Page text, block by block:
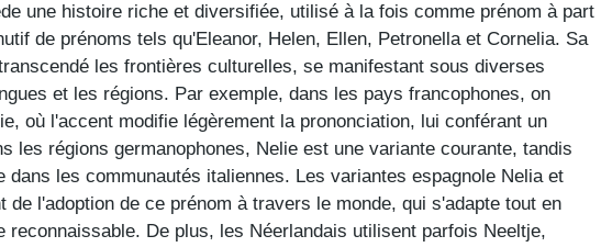
une histoire riche et diversifiée, utilisé à la fois comme prénom à part
de prénoms tels qu'Eleanor, Helen, Ellen, Petronella et Cornelia. Sa
les frontières culturelles, se manifestant sous diverses
et les régions. Par exemple, dans les pays francophones, on
où l'accent modifie légèrement la prononciation, lui conférant un
les régions germanophones, Nelie est une variante courante, tandis
dans les communautés italiennes. Les variantes espagnole Nelia et
de l'adoption de ce prénom à travers le monde, qui s'adapte tout en
reconnaissable. De plus, les Néerlandais utilisent parfois Neeltje,